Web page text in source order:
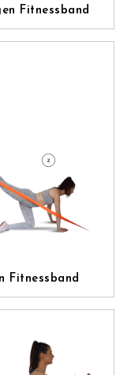
Fitnessband
Fitnessband